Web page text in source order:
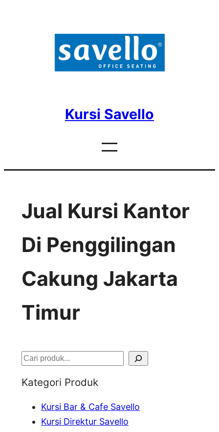
Kursi Savello
Jual Kursi Kantor
Di Penggilingan
Cakung Jakarta
Timur
S
Kategori Produk
Kursi Bar & Cafe Savello
Kursi Direktur Savello